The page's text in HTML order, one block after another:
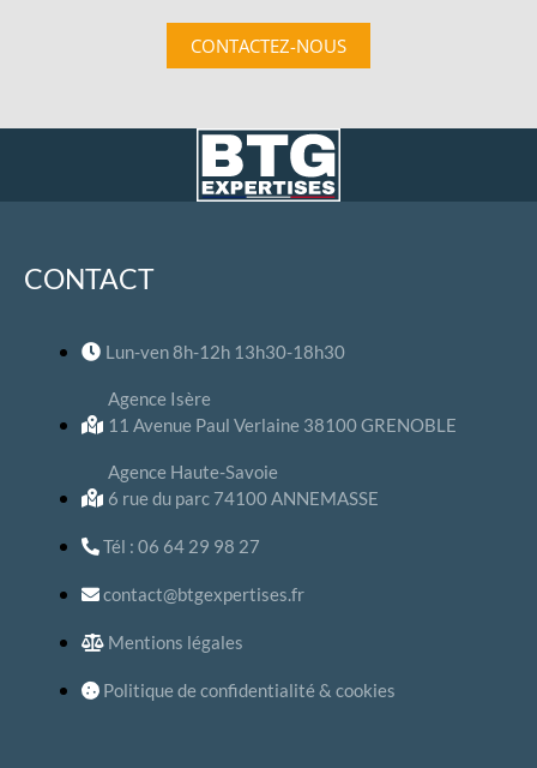
CONTACTEZ-NOUS
CONTACT
Lun-ven 8h-12h 13h30-18h30
Agence Isère
11 Avenue Paul Verlaine 38100 GRENOBLE
Agence Haute-Savoie
6 rue du parc 74100 ANNEMASSE
Tél : 06 64 29 98 27
contact@btgexpertises.fr
Mentions légales
Politique de confidentialité & cookies